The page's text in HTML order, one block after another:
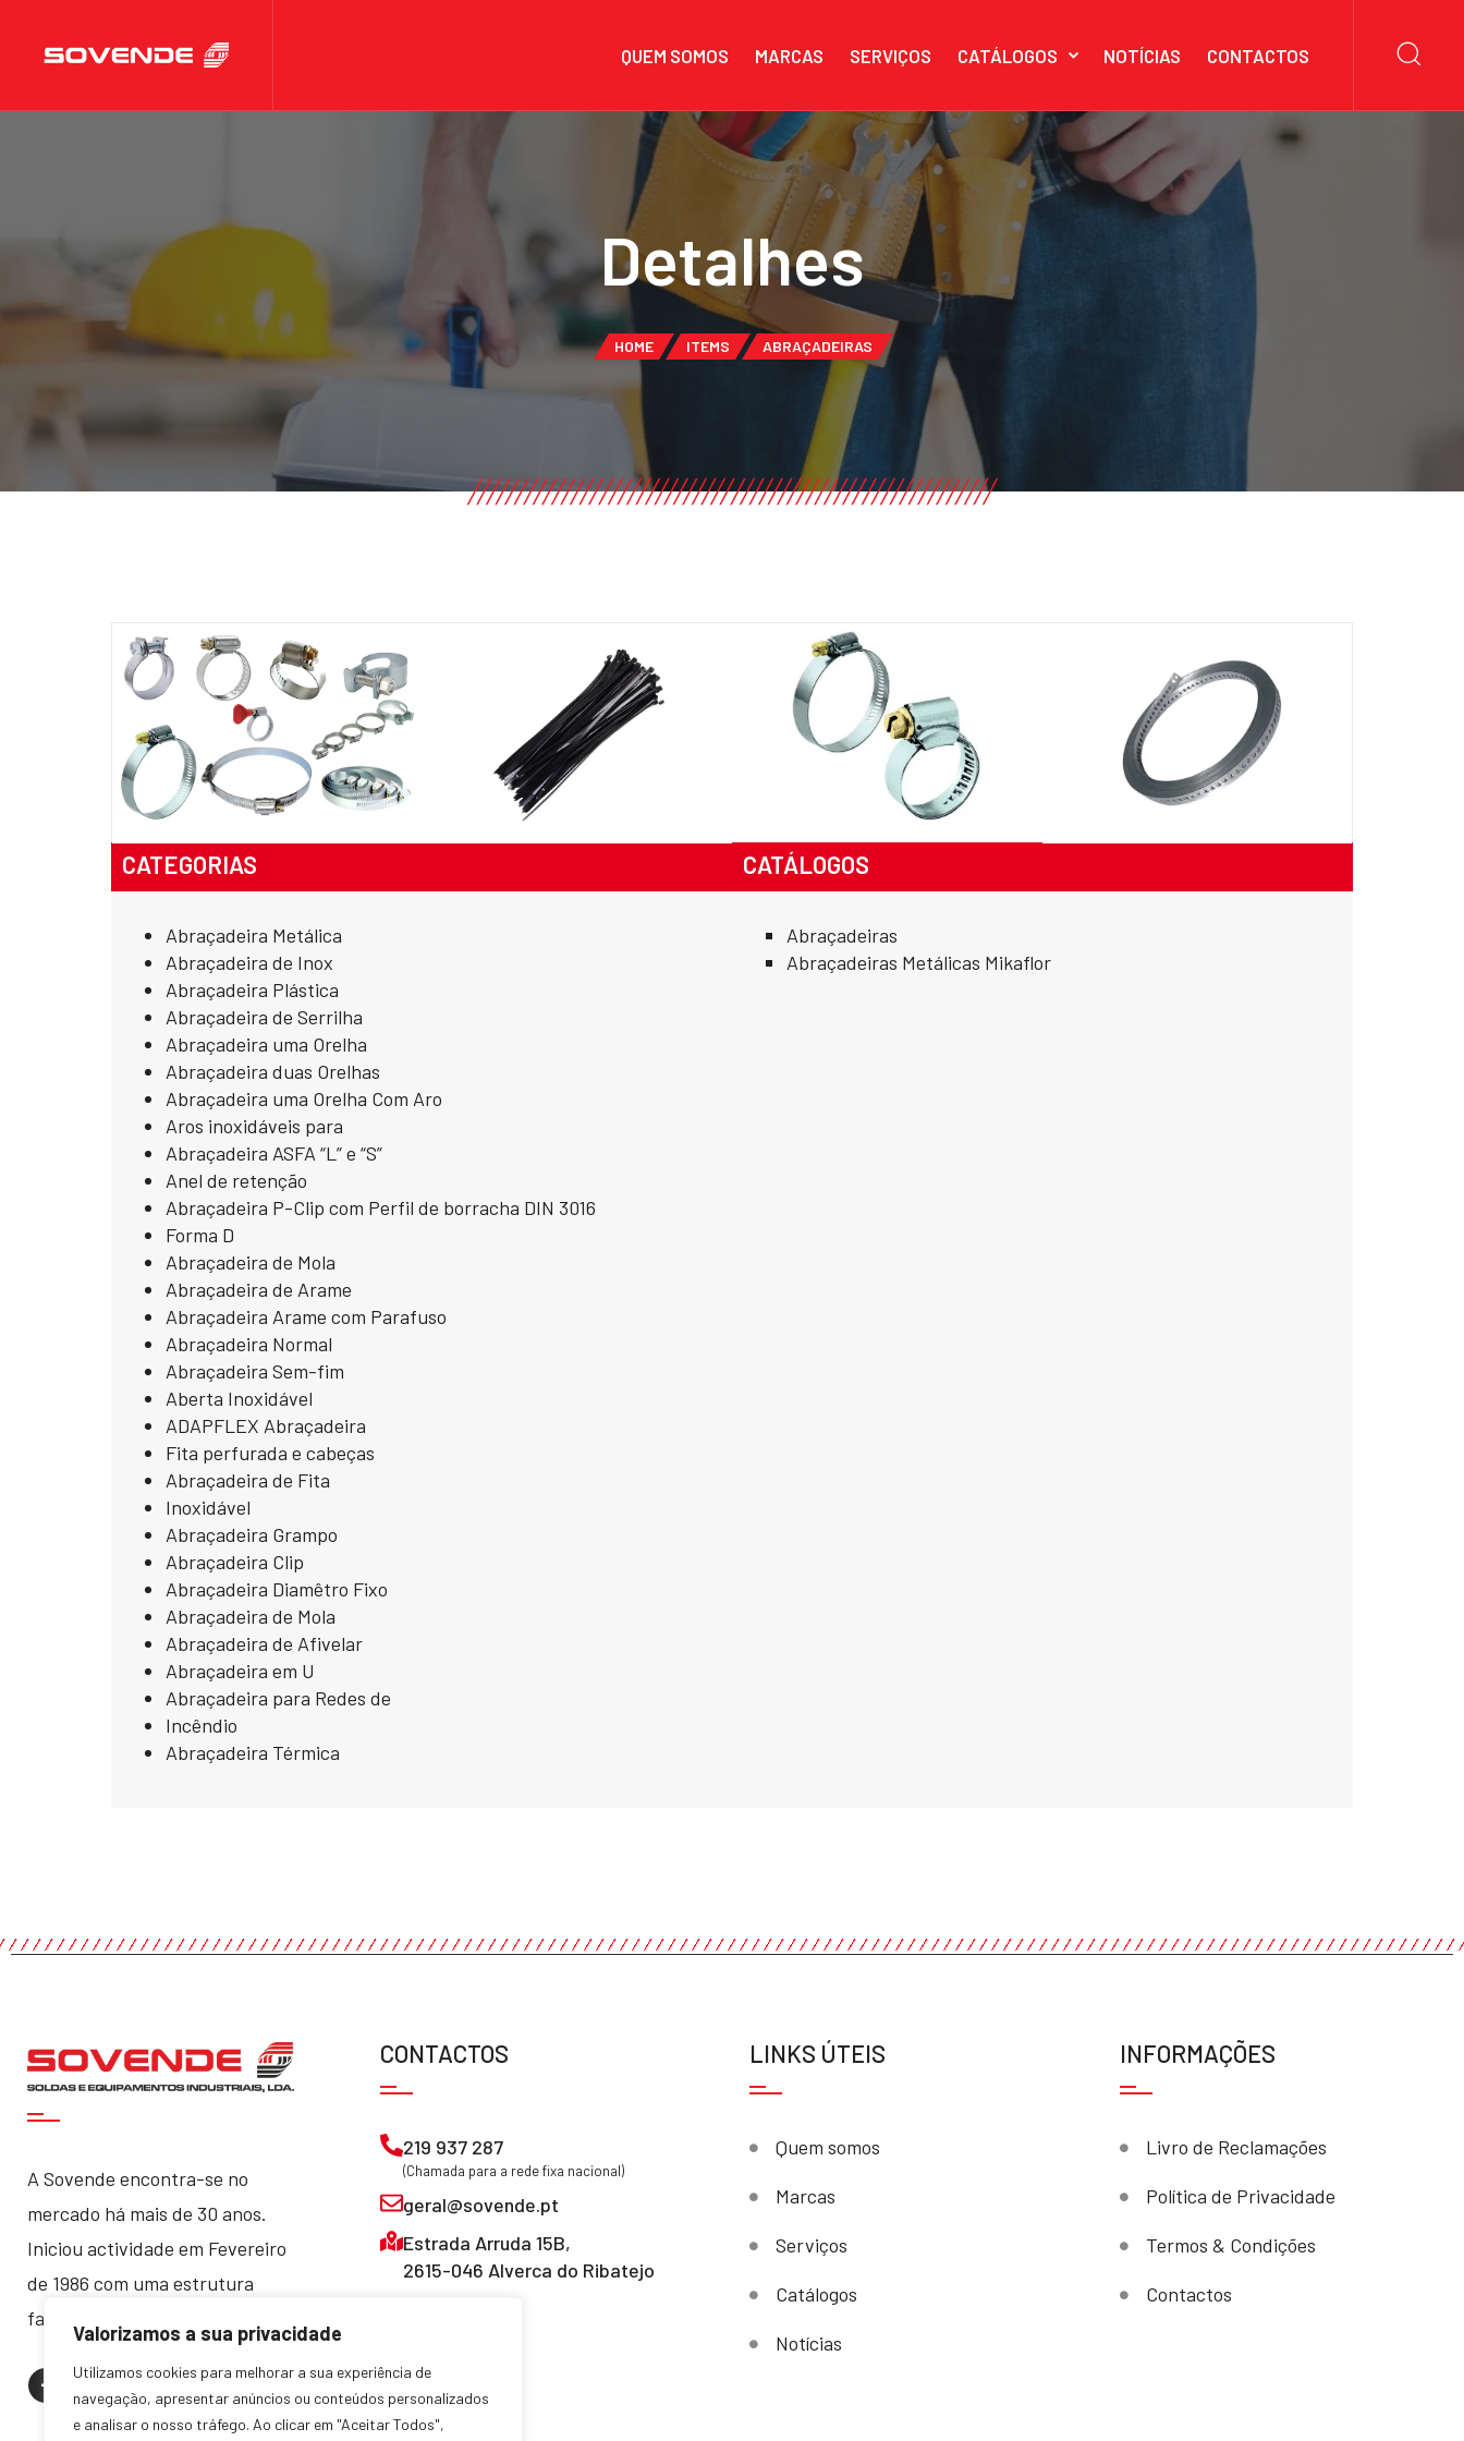
Valorizamos a sua privacidade
Utilizamos cookies para melhorar a sua experiência de
navegação, apresentar anúncios ou conteúdos personalizados
e analisar o nosso tráfego. Ao clicar em "Aceitar Todos",
QUEM SOMOS MARCAS SERVIÇOS CATÁLOGOS NOTÍCIAS CONTACTOS
Detalhes
HOME ITEMS ABRAÇADEIRAS
CATEGORIAS
Abraçadeira Metálica
Abraçadeira de Inox
Abraçadeira Plástica
Abraçadeira de Serrilha
Abraçadeira uma Orelha
Abraçadeira duas Orelhas
Abraçadeira uma Orelha Com Aro
Aros inoxidáveis para
Abraçadeira ASFA “L” e “S”
Anel de retenção
Abraçadeira P-Clip com Perfil de borracha DIN 3016
Forma D
Abraçadeira de Mola
Abraçadeira de Arame
Abraçadeira Arame com Parafuso
Abraçadeira Normal
Abraçadeira Sem-fim
Aberta Inoxidável
ADAPFLEX Abraçadeira
Fita perfurada e cabeças
Abraçadeira de Fita
Inoxidável
Abraçadeira Grampo
Abraçadeira Clip
Abraçadeira Diamêtro Fixo
Abraçadeira de Mola
Abraçadeira de Afivelar
Abraçadeira em U
Abraçadeira para Redes de
Incêndio
Abraçadeira Térmica
CATÁLOGOS
Abraçadeiras
Abraçadeiras Metálicas Mikaflor
A Sovende encontra-se no
mercado há mais de 30 anos.
Iniciou actividade em Fevereiro
de 1986 com uma estrutura
familiar, que manteve até hoje.
CONTACTOS
219 937 287
(Chamada para a rede fixa nacional)
geral@sovende.pt
Estrada Arruda 15B,
2615-046 Alverca do Ribatejo
LINKS ÚTEIS
Quem somos
Marcas
Serviços
Catálogos
Notícias
INFORMAÇÕES
Livro de Reclamações
Política de Privacidade
Termos & Condições
Contactos